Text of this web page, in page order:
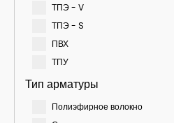
ТПЭ - V
ТПЭ - S
ПВХ
ТПУ
Тип арматуры
Полиэфирное волокно